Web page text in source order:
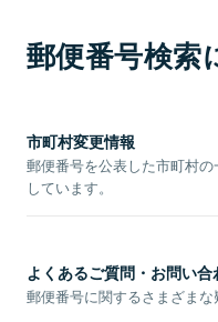
郵便番号検索
市町村変更情報
郵便番号を公表した市町村
しています。
よくあるご質問・お問い合
郵便番号に関するさまざまな